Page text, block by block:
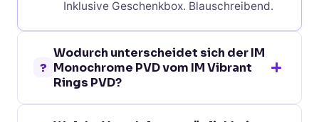
Inklusive Geschenkbox. Blauschreibend.
?
Wodurch unterscheidet sich der IM
Monochrome PVD vom IM Vibrant
Rings PVD?